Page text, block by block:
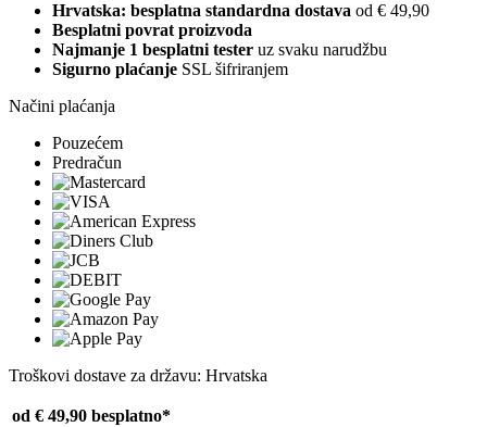
Hrvatska: besplatna standardna dostava od € 49,90
Besplatni povrat proizvoda
Najmanje 1 besplatni tester uz svaku narudžbu
Sigurno plaćanje SSL šifriranjem
Načini plaćanja
Pouzećem
Predračun
Troškovi dostave za državu: Hrvatska
od € 49,90 besplatno*